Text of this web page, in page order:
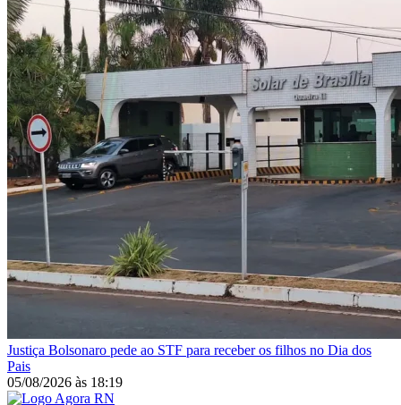
Justiça Bolsonaro pede ao STF para receber os filhos no Dia dos
Pais
05/08/2026 às 18:19